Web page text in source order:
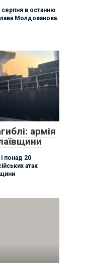
в останню
Молдованова.
армія
понад 20
атак